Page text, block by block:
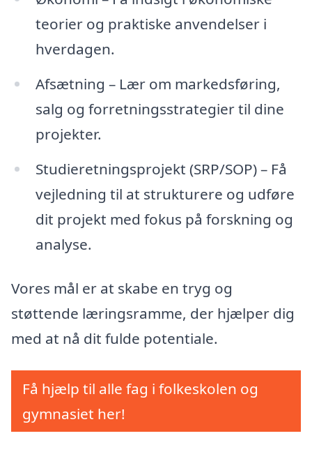
teorier og praktiske anvendelser i
hverdagen.
Afsætning – Lær om markedsføring,
salg og forretningsstrategier til dine
projekter.
Studieretningsprojekt (SRP/SOP) – Få
vejledning til at strukturere og udføre
dit projekt med fokus på forskning og
analyse.
Vores mål er at skabe en tryg og
støttende læringsramme, der hjælper dig
med at nå dit fulde potentiale.
Få hjælp til alle fag i folkeskolen og
gymnasiet her!